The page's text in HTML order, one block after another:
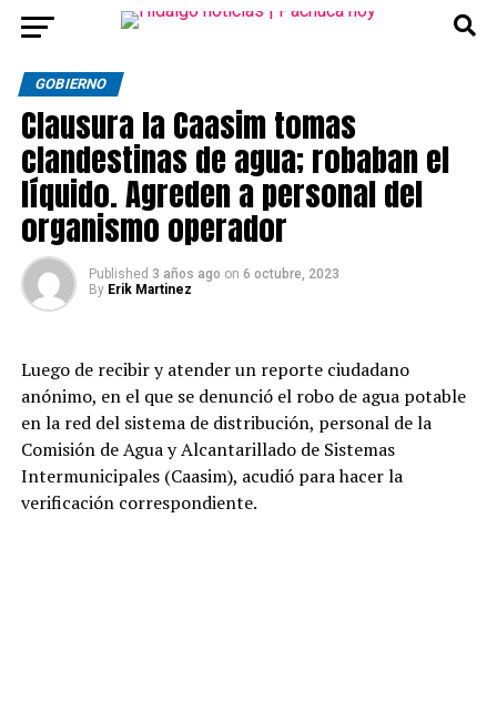
GOBIERNO
Clausura la Caasim tomas
clandestinas de agua; robaban el
líquido. Agreden a personal del
organismo operador
Published 3 años ago on 6 octubre, 2023
By Erik Martinez
Luego de recibir y atender un reporte ciudadano
anónimo, en el que se denunció el robo de agua potable
en la red del sistema de distribución, personal de la
Comisión de Agua y Alcantarillado de Sistemas
Intermunicipales (Caasim), acudió para hacer la
verificación correspondiente.